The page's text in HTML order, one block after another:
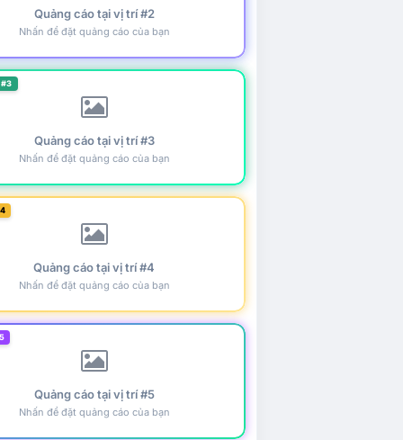
Quảng cáo tại vị trí #2
Nhấn để đặt quảng cáo của bạn
Quảng cáo tại vị trí #3
Nhấn để đặt quảng cáo của bạn
Quảng cáo tại vị trí #4
Nhấn để đặt quảng cáo của bạn
Quảng cáo tại vị trí #5
Nhấn để đặt quảng cáo của bạn